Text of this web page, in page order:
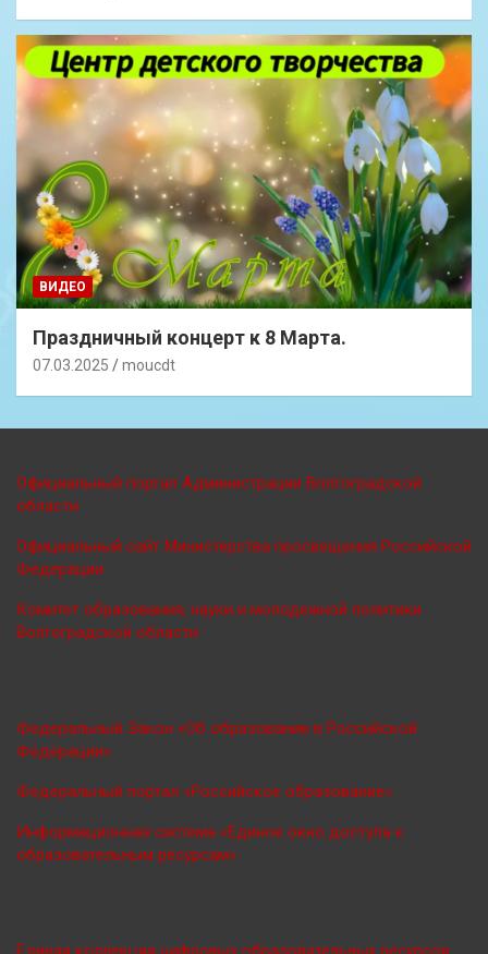
ВИДЕО
Праздничный концерт к 8 Марта.
07.03.2025 moucdt
Официальный портал Администрации Волгоградской
области
Официальный сайт Министерства просвещения Российской
Федерации
Комитет образования, науки и молодежной политики
Волгоградской области
Федеральный Закон «Об образовании в Российской
Федерации»
Федеральный портал «Российское образование»
Информационная система «Единое окно доступа к
образовательным ресурсам»